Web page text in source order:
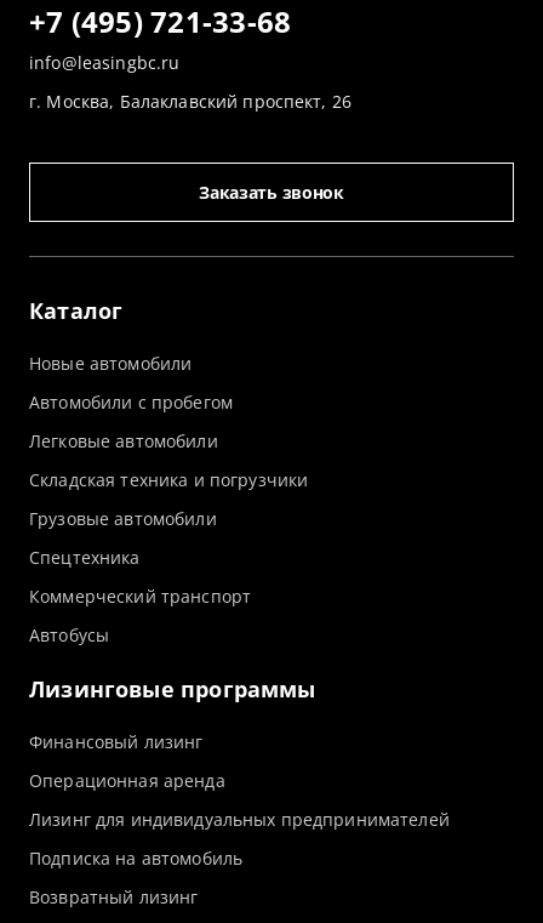
Каталог
Новые автомобили
Автомобили с пробегом
Легковые автомобили
Складская техника и погрузчики
Грузовые автомобили
Спецтехника
Коммерческий транспорт
Автобусы
Лизинговые программы
Финансовый лизинг
Операционная аренда
Лизинг для индивидуальных предпринимателей
Подписка на автомобиль
Возвратный лизинг
+7 (495) 721-33-68
info@leasingbc.ru
г. Москва, Балаклавский проспект, 26
Заказать звонок